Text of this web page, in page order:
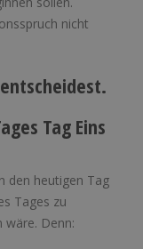
nicht
den heutigen Tag
Tages zu
wäre. Denn: